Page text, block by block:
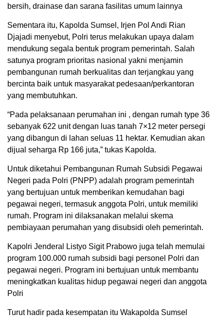
bersih, drainase dan sarana fasilitas umum lainnya
Sementara itu, Kapolda Sumsel, Irjen Pol Andi Rian
Djajadi menyebut, Polri terus melakukan upaya dalam
mendukung segala bentuk program pemerintah. Salah
satunya program prioritas nasional yakni menjamin
pembangunan rumah berkualitas dan terjangkau yang
bercinta baik untuk masyarakat pedesaan/perkantoran
yang membutuhkan.
“Pada pelaksanaan perumahan ini , dengan rumah type 36
sebanyak 622 unit dengan luas tanah 7×12 meter persegi
yang dibangun di lahan seluas 11 hektar. Kemudian akan
dijual seharga Rp 166 juta,” tukas Kapolda.
Untuk diketahui Pembangunan Rumah Subsidi Pegawai
Negeri pada Polri (PNPP) adalah program pemerintah
yang bertujuan untuk memberikan kemudahan bagi
pegawai negeri, termasuk anggota Polri, untuk memiliki
rumah. Program ini dilaksanakan melalui skema
pembiayaan perumahan yang disubsidi oleh pemerintah.
Kapolri Jenderal Listyo Sigit Prabowo juga telah memulai
program 100.000 rumah subsidi bagi personel Polri dan
pegawai negeri. Program ini bertujuan untuk membantu
meningkatkan kualitas hidup pegawai negeri dan anggota
Polri
Turut hadir pada kesempatan itu Wakapolda Sumsel